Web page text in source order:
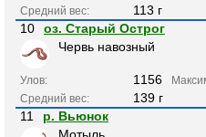
Средний вес:
113 г
10
оз. Старый Острог
Червь навозный
Улов: 1156
Средний вес:
139 г
11
р. Вьюнок
Мотыль